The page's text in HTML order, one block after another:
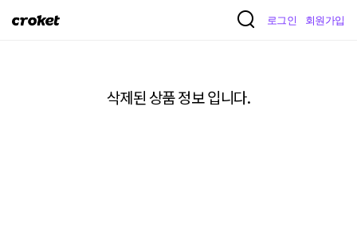
크
로그인 회원가입
삭제된 상품 정보 입니다.